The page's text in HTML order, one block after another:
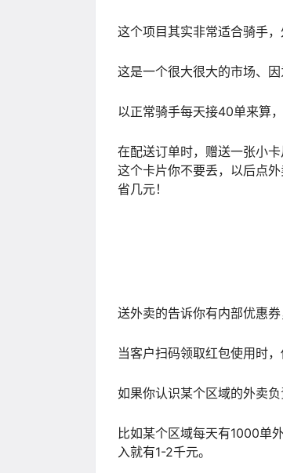
这个项目其实非常适合骑手，
这是一个很大很大的市场、
以正常骑手每天接40单来算
在配送订单时，赠送一张小
这个卡片你不要丢，以后点
省几元！
送外卖的告诉你有内部优惠券
当客户扫码领取红包使用时
如果你认识某个区域的外卖
比如某个区域每天有1000单
入就有1-2千元。